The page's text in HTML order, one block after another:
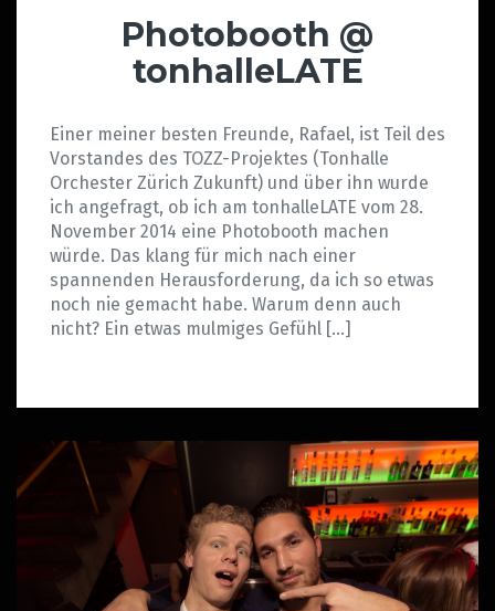
Photobooth @
tonhalleLATE
Einer meiner besten Freunde, Rafael, ist Teil des
Vorstandes des TOZZ-Projektes (Tonhalle
Orchester Zürich Zukunft) und über ihn wurde
ich angefragt, ob ich am tonhalleLATE vom 28.
November 2014 eine Photobooth machen
würde. Das klang für mich nach einer
spannenden Herausforderung, da ich so etwas
noch nie gemacht habe. Warum denn auch
nicht? Ein etwas mulmiges Gefühl […]